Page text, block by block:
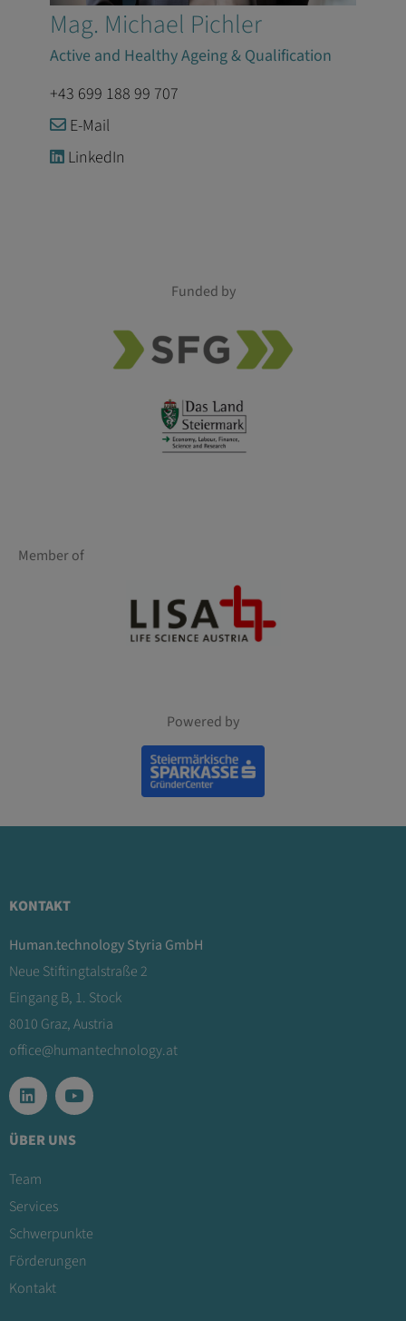
Mag. Michael Pichler
Active and Healthy Ageing & Qualification
+43 699 188 99 707
E-Mail
LinkedIn
Funded by
Member of
Powered by
KONTAKT
Human.technology Styria GmbH
Neue Stiftingtalstraße 2
Eingang B, 1. Stock
8010 Graz, Austria
office@humantechnology.at
ÜBER UNS
Team
Services
Schwerpunkte
Förderungen
Kontakt